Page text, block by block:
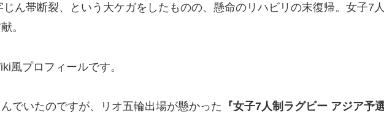
ん帯断裂、という大ケガをしたものの、懸命のリハビリの末復帰。女子7
。
風プロフィールです。
でいたのですが、リオ五輪出場が懸かった 『女子7人制ラグビー アジア予選